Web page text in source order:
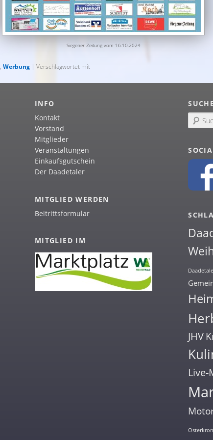
Siegener Zeitung vom 16.10.2024
, Werbung| Verschlagwortet mit
INFO
Kontakt
Vorstand
Mitglieder
Veranstaltungen
Einkaufsgutschein
Der Daadetaler
MITGLIED WERDEN
Beitrittsformular
MITGLIED IM
u
e
n
JHV
Live-